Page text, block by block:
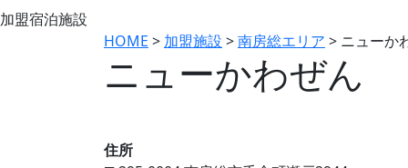
加盟宿泊施設
HOME > 加盟施設 >南房総エリア > ニューか
ニューかわぜん
住所